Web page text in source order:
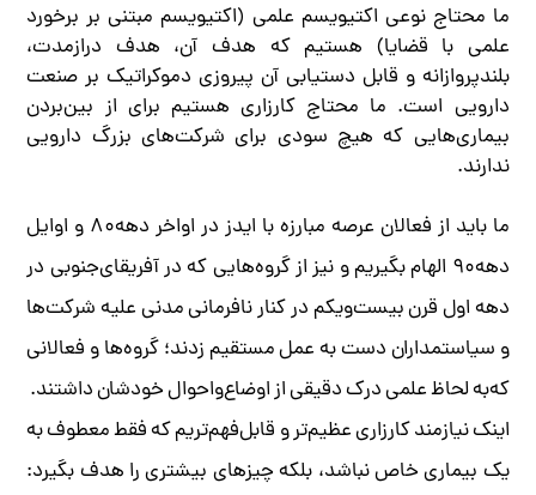
ما محتاج نوعی اکتیویسم علمی (اکتیویسم مبتنی بر برخورد
علمی با قضایا) هستیم که هدف آن، هدف درازمدت،
بلندپروازانه و قابل دستیابی آن پیروزی دموکراتیک بر صنعت
دارویی است. ما محتاج کارزاری هستیم برای از بین‌بردن
بیماری‌هایی که هیچ سودی برای شرکت‌های بزرگ دارویی
ندارند.
ما باید از فعالان عرصه مبارزه با ایدز در اواخر دهه۸۰ و اوایل
دهه۹۰ الهام بگیریم و نیز از گروه‌هایی که در آفریقای‌جنوبی در
دهه اول قرن بیست‌و‌یکم در کنار نافرمانی مدنی علیه شرکت‌ها
و سیاستمداران دست به عمل مستقیم زدند؛ گروه‌ها و فعالانی
که‌به لحاظ علمی درک دقیقی از اوضاع‌واحوال خودشان داشتند.
اینک نیازمند کارزاری عظیم‌تر و قابل‌فهم‌تریم که فقط معطوف به
یک بیماری خاص نباشد، بلکه چیزهای بیشتری را هدف بگیرد: